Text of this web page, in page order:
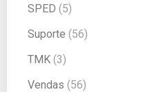
SPED (5)
Suporte (56)
TMK (3)
Vendas (56)